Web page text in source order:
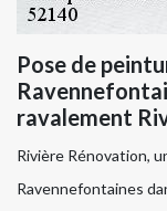
Pose de
ravalement
Rivière Rénovation,
Ravennefontaines